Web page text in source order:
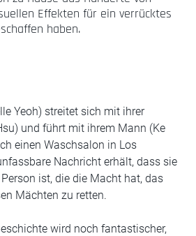
Effekten für ein verrücktes
haben.
Yeoh) streitet sich mit ihrer
und führt mit ihrem Mann (Ke
einen Waschsalon in Los
Nachricht erhält, dass sie
ist, die die Macht hat, das
Mächten zu retten.
wird noch fantastischer,